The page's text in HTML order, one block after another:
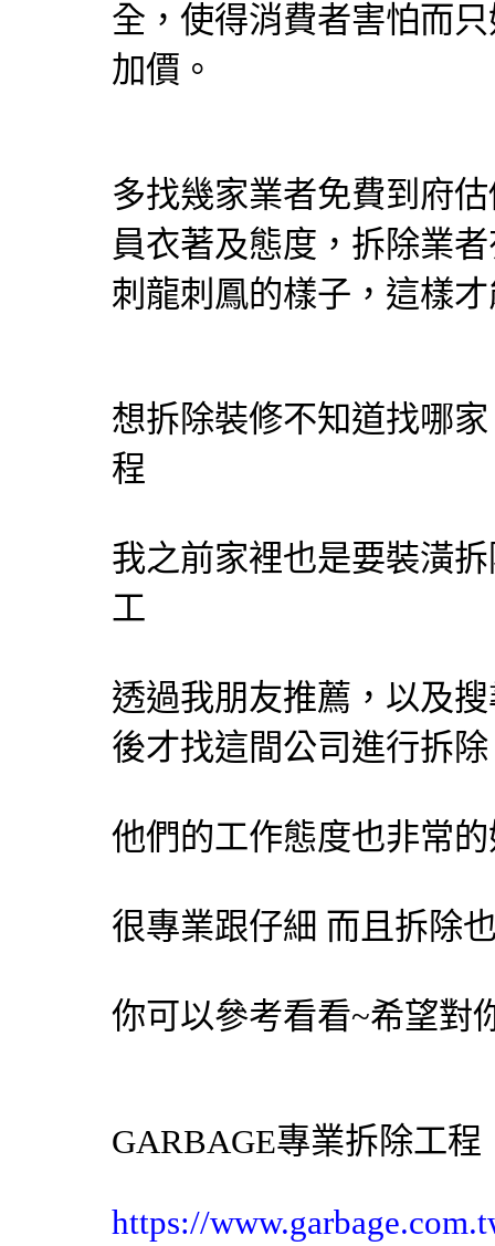
全，使得消費者害怕而
加價。
多找幾家業者免費到府
員衣著及態度，拆除業
刺龍刺鳳的樣子，這樣
想拆除裝修不知道找哪
程
我之前家裡也是要裝潢
工
透過我朋友推薦，以及
後才找這間公司進行拆除
他們的工作態度也非常
很專業跟仔細 而且拆除
你可以參考看看~希望對
GARBAGE專業拆除工程
https://